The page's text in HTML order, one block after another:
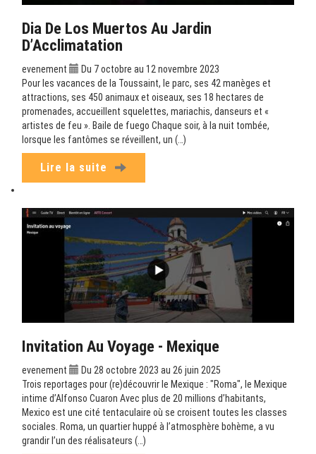
Dia De Los Muertos Au Jardin
D’Acclimatation
evenement
Du 7 octobre au 12 novembre 2023
Pour les vacances de la Toussaint, le parc, ses 42 manèges et
attractions, ses 450 animaux et oiseaux, ses 18 hectares de
promenades, accueillent squelettes, mariachis, danseurs et «
artistes de feu ». Baile de fuego Chaque soir, à la nuit tombée,
lorsque les fantômes se réveillent, un (…)
Lire la suite
Invitation Au Voyage - Mexique
evenement
Du 28 octobre 2023 au 26 juin 2025
Trois reportages pour (re)découvrir le Mexique : "Roma", le Mexique
intime d’Alfonso Cuaron Avec plus de 20 millions d’habitants,
Mexico est une cité tentaculaire où se croisent toutes les classes
sociales. Roma, un quartier huppé à l’atmosphère bohème, a vu
grandir l’un des réalisateurs (…)